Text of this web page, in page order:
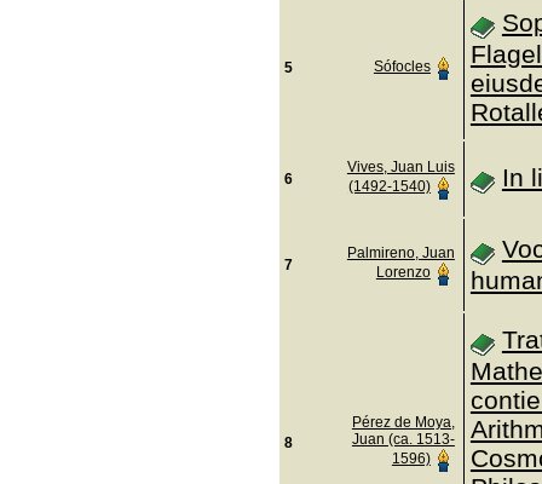
5 Sófocles
6
Vives, Juan Luis
(1492-1540)
In
7
Palmireno, Juan
Lorenzo
8
Pérez de Moya,
Juan (ca. 1513-
1596)